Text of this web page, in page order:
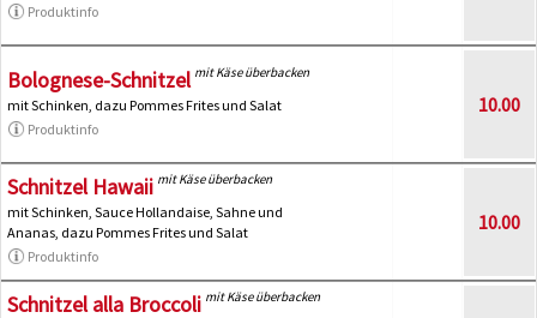
Produktinfo
Bolognese-Schnitzel mit Käse überbacken
mit Schinken, dazu Pommes Frites und Salat
Produktinfo
10.00
Schnitzel Hawaii mit Käse überbacken
mit Schinken, Sauce Hollandaise, Sahne und
Ananas, dazu Pommes Frites und Salat
Produktinfo
10.00
Schnitzel alla Broccoli mit Käse überbacken